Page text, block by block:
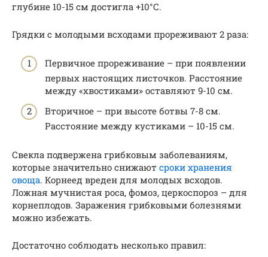
глубине 10-15 см достигла +10°С.
Грядки с молодыми всходами прореживают 2 раза:
Первичное прореживание – при появлении
первых настоящих листочков. Расстояние
между «хвостиками» оставляют 9-10 см.
Вторичное – при высоте ботвы 7-8 см.
Расстояние между кустиками – 10-15 см.
Свекла подвержена грибковым заболеваниям,
которые значительно снижают сроки хранения
овоща. Корнеед вреден для молодых всходов.
Ложная мучнистая роса, фомоз, церкоспороз – для
корнеплодов. Заражения грибковыми болезнями
можно избежать.
Достаточно соблюдать несколько правил: